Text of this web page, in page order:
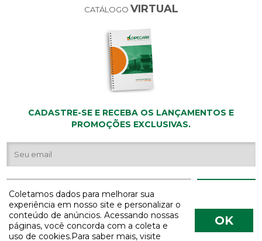
CATÁLOGO VIRTUAL
CADASTRE-SE E RECEBA OS LANÇAMENTOS E
PROMOÇÕES EXCLUSIVAS.
Coletamos dados para melhorar sua
experiência em nosso site e personalizar o
conteúdo de anúncios. Acessando nossas
páginas, você concorda com a coleta e
uso de cookies.Para saber mais, visite
OK